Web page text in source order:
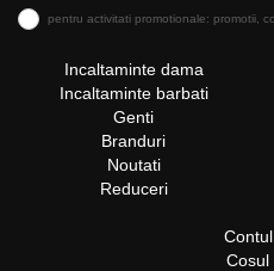
pentru activitati promotionale: promotii,
Incaltaminte dama
Incaltaminte barbati
Genti
Branduri
Noutati
Reduceri
Cosul